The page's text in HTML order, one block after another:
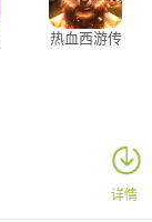
热血西游传
详情